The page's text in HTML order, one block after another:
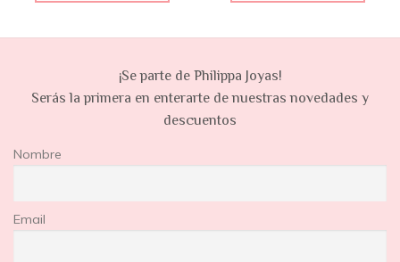
¡Se parte de Philippa Joyas!
Serás la primera en enterarte de nuestras novedades y
descuentos
Nombre
Email